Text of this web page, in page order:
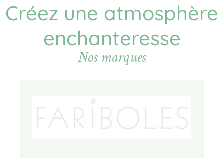
Créez une atmosphère
enchanteresse
Nos marques